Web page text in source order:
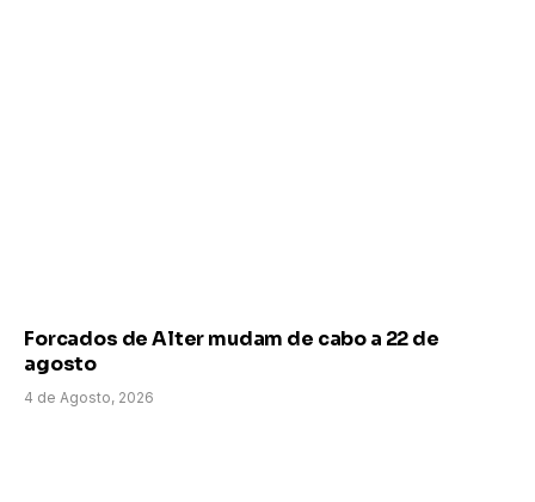
Forcados de Alter mudam de cabo a 22 de
agosto
4 de Agosto, 2026